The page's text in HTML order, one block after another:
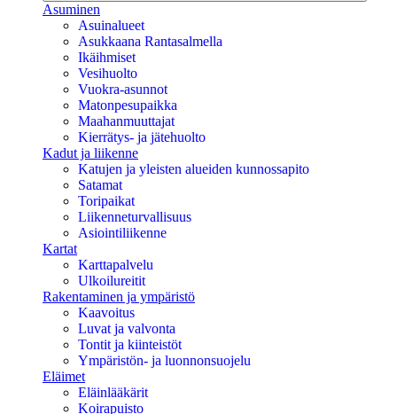
Asuminen
Asuinalueet
Asukkaana Rantasalmella
Ikäihmiset
Vesihuolto
Vuokra-asunnot
Matonpesupaikka
Maahanmuuttajat
Kierrätys- ja jätehuolto
Kadut ja liikenne
Katujen ja yleisten alueiden kunnossapito
Satamat
Toripaikat
Liikenneturvallisuus
Asiointiliikenne
Kartat
Karttapalvelu
Ulkoilureitit
Rakentaminen ja ympäristö
Kaavoitus
Luvat ja valvonta
Tontit ja kiinteistöt
Ympäristön- ja luonnonsuojelu
Eläimet
Eläinlääkärit
Koirapuisto